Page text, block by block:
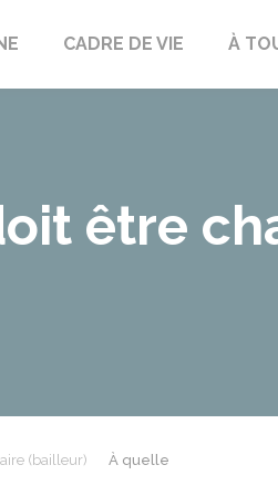
CADRE DE VIE À
être
(bailleur)
À quelle